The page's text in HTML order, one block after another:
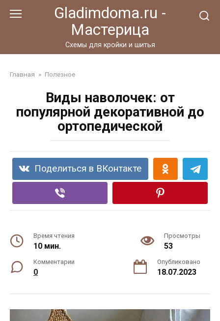
Gladimdoma.ru -
Мастерица
Схемы для кройки и шитья
Главная » Полезное
Виды наволочек: от
популярной декоративной до
ортопедической
Поделиться в ВКонтакте
Время чтения
10 мин.
Просмотры
53
Комментарии
0
Опубликовано
18.07.2023